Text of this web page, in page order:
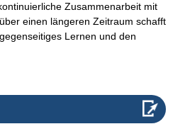
Zusammenarbeit mit
einen längeren Zeitraum schafft
Lernen und den